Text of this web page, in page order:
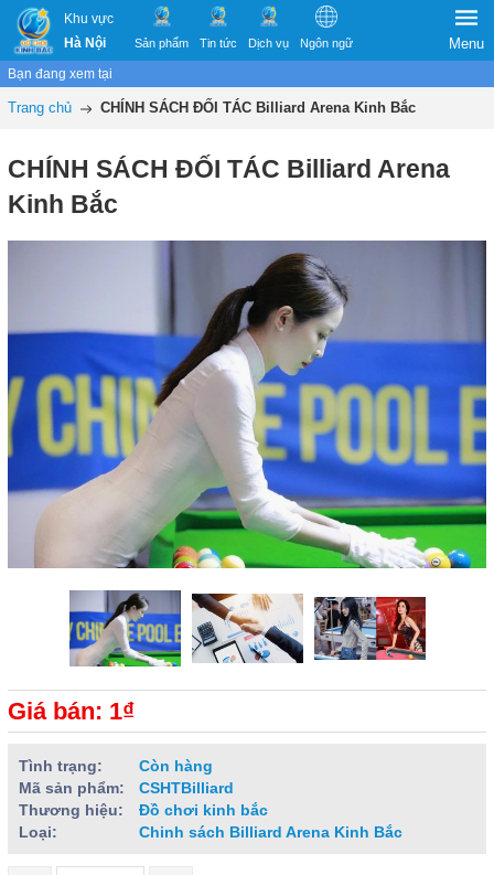
Khu vực
Hà Nội
Sản phẩm Tin tức Dịch vụ Ngôn ngữ Menu
Bạn đang xem tại
Trang chủ CHÍNH SÁCH ĐỐI TÁC Billiard Arena Kinh Bắc
CHÍNH SÁCH ĐỐI TÁC Billiard Arena
Kinh Bắc
Giá bán: 1₫
Tình trạng:
Còn hàng
Mã sản phẩm:
CSHTBilliard
Thương hiệu:
Đồ chơi kinh bắc
Loại:
Chinh sách Billiard Arena Kinh Bắc